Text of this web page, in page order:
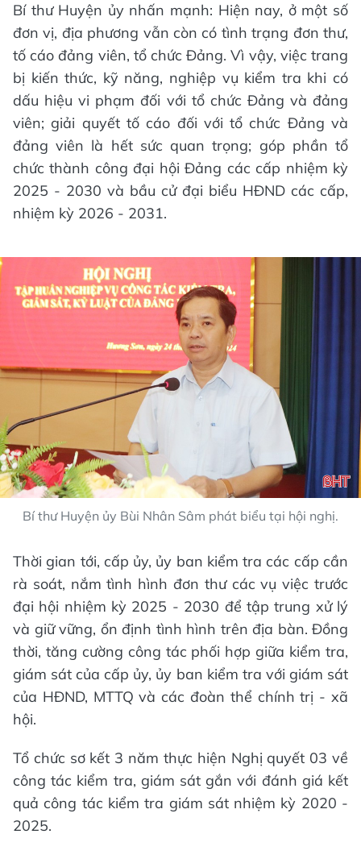
Bí thư Huyện ủy nhấn mạnh: Hiện nay, ở một số
đơn vị, địa phương vẫn còn có tình trạng đơn thư,
tố cáo đảng viên, tổ chức Đảng. Vì vậy, việc trang
bị kiến thức, kỹ năng, nghiệp vụ kiểm tra khi có
dấu hiệu vi phạm đối với tổ chức Đảng và đảng
viên; giải quyết tố cáo đối với tổ chức Đảng và
đảng viên là hết sức quan trọng; góp phần tổ
chức thành công đại hội Đảng các cấp nhiệm kỳ
2025 - 2030 và bầu cử đại biểu HĐND các cấp,
nhiệm kỳ 2026 - 2031.
Bí thư Huyện ủy Bùi Nhân Sâm phát biểu tại hội nghị.
Thời gian tới, cấp ủy, ủy ban kiểm tra các cấp cần
rà soát, nắm tình hình đơn thư các vụ việc trước
đại hội nhiệm kỳ 2025 - 2030 để tập trung xử lý
và giữ vững, ổn định tình hình trên địa bàn. Đồng
thời, tăng cường công tác phối hợp giữa kiểm tra,
giám sát của cấp ủy, ủy ban kiểm tra với giám sát
của HĐND, MTTQ và các đoàn thể chính trị - xã
hội.
Tổ chức sơ kết 3 năm thực hiện Nghị quyết 03 về
công tác kiểm tra, giám sát gắn với đánh giá kết
quả công tác kiểm tra giám sát nhiệm kỳ 2020 -
2025.